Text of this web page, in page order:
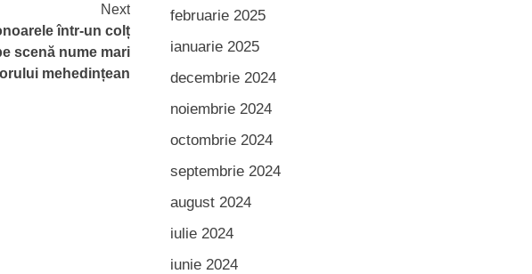
Next
într-un colț
scenă nume mari
mehedințean
februarie 2025
ianuarie 2025
decembrie 2024
noiembrie 2024
octombrie 2024
septembrie 2024
august 2024
iulie 2024
iunie 2024